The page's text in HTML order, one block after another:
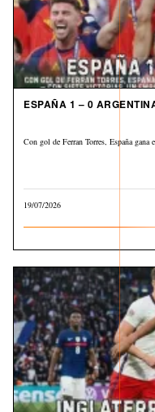
ESPAÑA 1 – 0
Con gol de Ferran Torres, España
19/07/2026